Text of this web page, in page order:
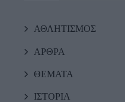
ΑΘΛΗΤΙΣΜΟΣ
ΑΡΘΡΑ
ΘΕΜΑΤΑ
ΙΣΤΟΡΙΑ